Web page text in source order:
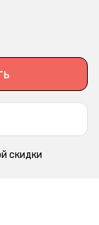
скидки